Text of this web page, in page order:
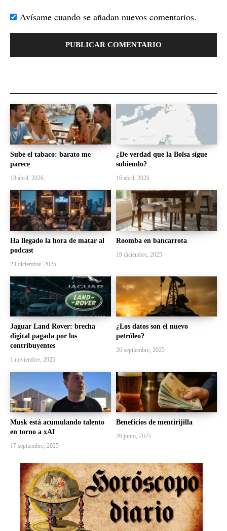
Avísame cuando se añadan nuevos comentarios.
Sube el tabaco: barato me
parece
18 abril, 2026
¿De verdad que la Bolsa sigue
subiendo?
16 abril, 2026
Ha llegado la hora de matar al
podcast
23 diciembre, 2025
Roomba en bancarrota
19 diciembre, 2025
Jaguar Land Rover: brecha
digital pagada por los
contribuyentes
1 noviembre, 2025
¿Los datos son el nuevo
petróleo?
26 septiembre, 2025
Musk está acumulando talento
en torno a xAI
17 septiembre, 2025
Beneficios de mentirijilla
26 junio, 2025